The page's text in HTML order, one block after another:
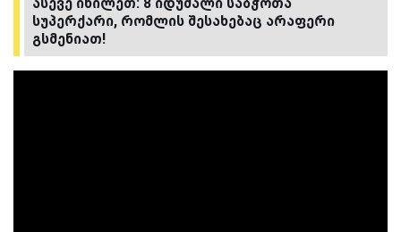
სუპერქარი, რომლის შესახებაც არაფერი
გსმენიათ!